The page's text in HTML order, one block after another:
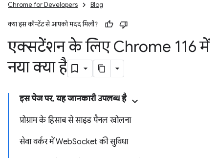
Chrome for Developers Blog
क्या इस कॉन्टेंट से आपको मदद मिली?
एक्सटेंशन के लिए Chrome 116 में
नया क्या है
इस पेज पर, यह जानकारी उपलब्ध है
प्रोग्राम के हिसाब से साइड पैनल खोलना
सेवा वर्कर में WebSocket की सुविधा